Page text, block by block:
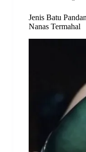
Jenis Batu
Nanas Termahal